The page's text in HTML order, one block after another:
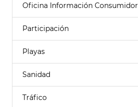
Oficina Información Consumidor
Participación
Playas
Sanidad
Tráfico